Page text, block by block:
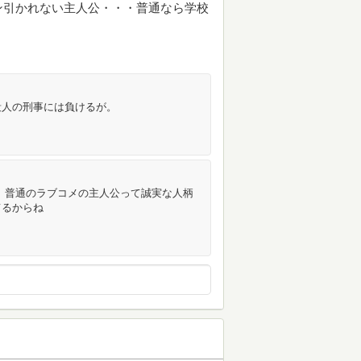
かれない主人公・・・普通なら学校
の刑事には負けるが。
通のラブコメの主人公って誠実な人柄
からね